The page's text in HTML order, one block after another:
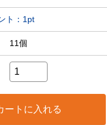
ト： 1 pt
11個
ートに入れる